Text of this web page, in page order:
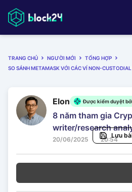
TRANG CHỦ NGƯỜI MỚI
TỔNG HỢP
SO SÁNH METAMASK VỚI CÁC VÍ NON-
Elon Được kiểm duyệt
8 năm tham gia
writer/research
20/06/2025 20:54
Lưu